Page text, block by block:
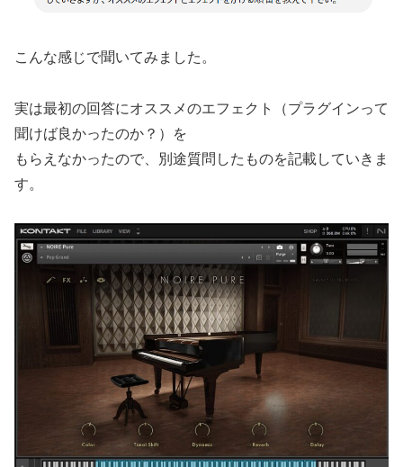
こんな感じで聞いてみました。
実は最初の回答にオススメのエフェクト（プラグインって
聞けば良かったのか？）を
もらえなかったので、別途質問したものを記載していきま
す。